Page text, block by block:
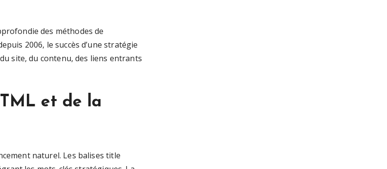
des méthodes de
2006, le succès d’une stratégie
site, du contenu, des liens entrants
et de la
naturel. Les balises title